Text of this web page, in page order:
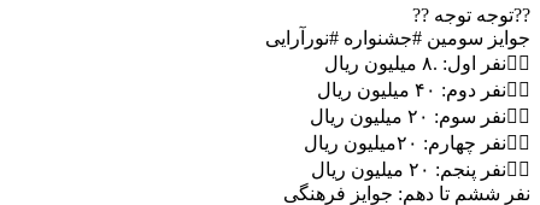
??توجه توجه ??
جوایز سومین #جشنواره #نورآرایی
۱⃣نفر اول: .٨ میلیون ریال
۲⃣نفر دوم: ۴٠ میلیون ریال
۳⃣نفر سوم: ٢٠ میلیون ریال
۴⃣نفر چهارم: ٢٠میلیون ریال
۵⃣نفر پنجم: ٢٠ میلیون ریال
نفر ششم تا دهم: جوایز فرهنگی